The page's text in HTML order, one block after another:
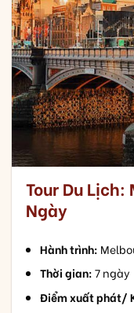
Tour Du
Ngày
Hành trình:
Thời gian:7 ngày
Điểm xuất phát/